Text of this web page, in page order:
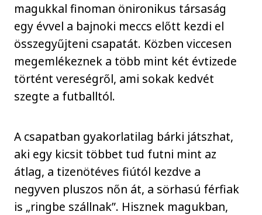
magukkal finoman önironikus társaság
egy évvel a bajnoki meccs előtt kezdi el
összegyűjteni csapatát. Közben viccesen
megemlékeznek a több mint két évtizede
történt vereségről, ami sokak kedvét
szegte a futballtól.
A csapatban gyakorlatilag bárki játszhat,
aki egy kicsit többet tud futni mint az
átlag, a tizenötéves fiútól kezdve a
negyven pluszos nőn át, a sörhasú férfiak
is „ringbe szállnak”. Hisznek magukban,